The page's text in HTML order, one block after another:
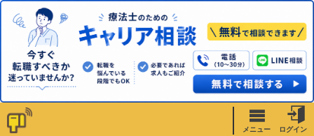
メニュー ログイン